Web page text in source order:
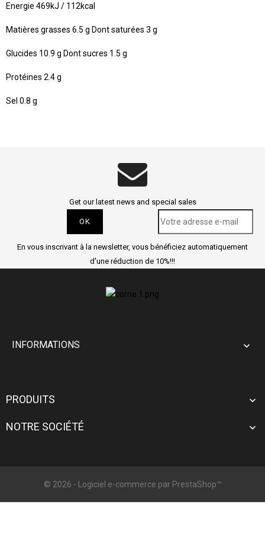
Energie 469kJ / 112kcal
Matières grasses 6.5 g Dont saturées 3 g
Glucides 10.9 g Dont sucres 1.5 g
Protéines 2.4 g
Sel 0.8 g
Get our latest news and special sales
En vous inscrivant à la newsletter, vous bénéficiez automatiquement
d'une réduction de 10%!!!
INFORMATIONS 
PRODUITS 
NOTRE SOCIÉTÉ 
© 2026 - Logiciel e-commerce par PrestaShop™